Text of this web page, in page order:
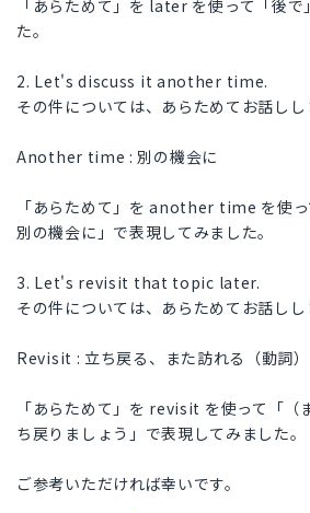
「あらためて」を later を使って「後
た。
2. Let's discuss it another time.
その件については、あらためてお話しし
Another time : 別の機会に
「あらためて」を another time を使っ
別の機会に」で表現してみました。
3. Let's revisit that topic later.
その件については、あらためてお話しし
Revisit : 立ち戻る、また訪れる（動詞）
「あらためて」を revisit を使って「（
ち戻りましょう」で表現してみました。
ご参考いただければ幸いです。